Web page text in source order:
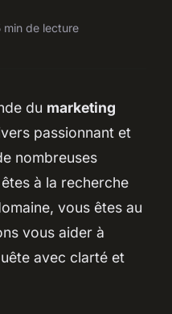
min de lecture
du marketing
passionnant et
nombreuses
à la recherche
vous êtes au
vous aider à
avec clarté et